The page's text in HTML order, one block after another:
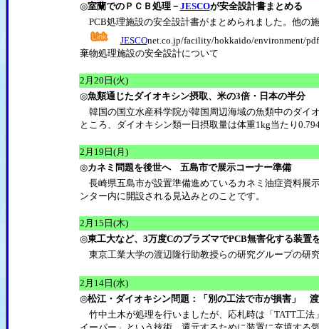
◎室蘭でのＰＣＢ処理－ JESCOが安全設計書まとめる
PCB処理施設の安全設計書がまとめられました。他の
JESCOnet.co.jp/facility/hokkaido/environment/
棄物処理施設の安全設計について
2月20日(火)
◎魚類通じたダイオキシン摂取、米の3倍・日本の半分
韓国の国立水産科学院が韓国周辺海域の魚類中のダイ
ところ、ダイオキシン類一日摂取量は体重1kg当たり
2月19日(月)
◎カネミ問題を後世へ 五島市で展示コーナー準備
長崎県五島市が設置準備進めているカネミ油症資料展
ンター内に開設される見込みとのことです。
2月15日(木)
◎東工大など、3万度CのプラズマでPCB無害化する装置
東京工業大学の渡辺隆行助教授らの研究グループの研
2月14日(水)
◎松江・ダイオキシン問題：「別の工法で市が損害
竹中土木が処理を行いましたが、応札時は「TATT工